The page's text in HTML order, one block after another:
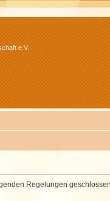
e.V.
Regelungen